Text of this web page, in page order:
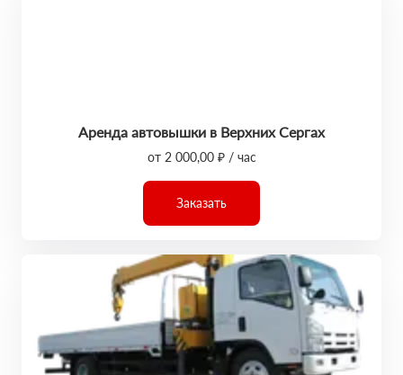
Аренда автовышки в Верхних Сергах
от 2 000,00 ₽ / час
Заказать